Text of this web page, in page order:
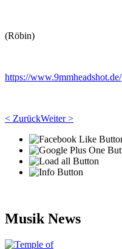
(Röbin)
https://www.9mmheadshot.de/
< ZurückWeiter >
Musik News